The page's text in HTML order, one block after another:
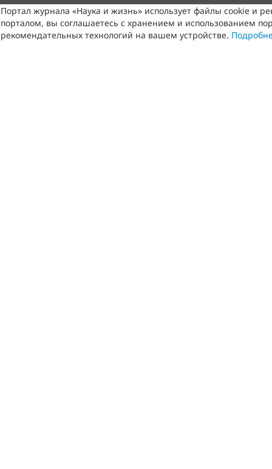
Портал журнала «Наука и жизнь» использует файлы cookie и
порталом, вы соглашаетесь с хранением и использованием
рекомендательных технологий на вашем устройстве.